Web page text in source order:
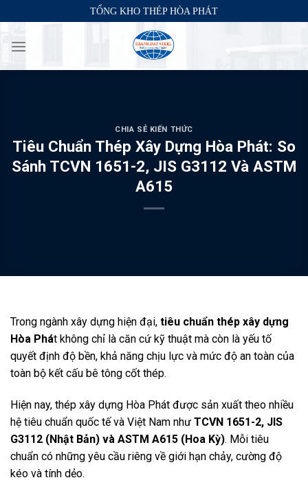
to
content
TỔNG KHO THÉP HÒA PHÁT
CHIA SẺ KIẾN THỨC
Tiêu Chuẩn Thép Xây Dựng Hòa Phát: So
Sánh TCVN 1651-2, JIS G3112 Và ASTM
A615
Trong ngành xây dựng hiện đại, tiêu chuẩn thép xây dựng
Hòa Phát không chỉ là căn cứ kỹ thuật mà còn là yếu tố
quyết định độ bền, khả năng chịu lực và mức độ an toàn của
toàn bộ kết cấu bê tông cốt thép.
Hiện nay, thép xây dựng Hòa Phát được sản xuất theo nhiều
hệ tiêu chuẩn quốc tế và Việt Nam như TCVN 1651-2, JIS
G3112 (Nhật Bản) và ASTM A615 (Hoa Kỳ). Mỗi tiêu
chuẩn có những yêu cầu riêng về giới hạn chảy, cường độ
kéo và tính dẻo.